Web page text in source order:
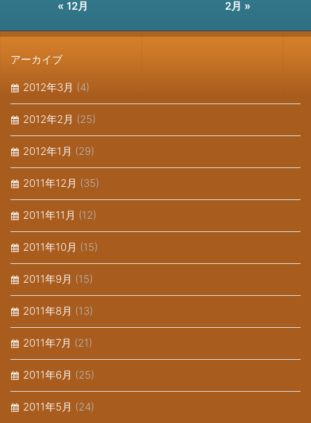
« 12月 2月 »
アーカイブ
2012年3月 (4)
2012年2月 (25)
2012年1月 (29)
2011年12月 (35)
2011年11月 (12)
2011年10月 (15)
2011年9月 (15)
2011年8月 (13)
2011年7月 (21)
2011年6月 (25)
2011年5月 (24)